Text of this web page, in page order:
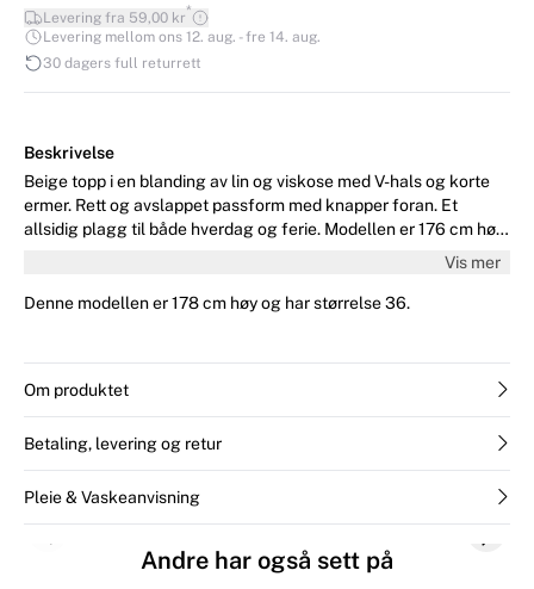
Levering fra 59,00 kr*
Levering mellom ons 12. aug. - fre 14. aug.
30 dagers full returrett
Beskrivelse
Beige topp i en blanding av lin og viskose med V-hals og korte
ermer. Rett og avslappet passform med knapper foran. Et
allsidig plagg til både hverdag og ferie. Modellen er 176 cm høy
Vis mer
Denne modellen er 178 cm høy og har størrelse 36.
Om produktet
Betaling, levering og retur
Pleie & Vaskeanvisning
Andre har også sett på
SALE
Previous slide Next